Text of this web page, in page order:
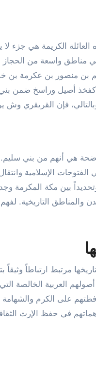
الكريمة هي جزء لا
في مناطق واسعة من
بن منصور بن عكرمة
أصيل وراسخ ضمن بني
فإن القريقري وش
هي أنهم من بني سليم.
الفتوحات الإسلامية
بين مكة المكرمة
والمناطق التاريخية.
مرتبط ارتباطاً
العربية الخالصة
على الكرم
في حفظ الإرث